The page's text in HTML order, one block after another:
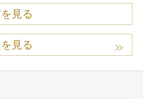
見る
見る